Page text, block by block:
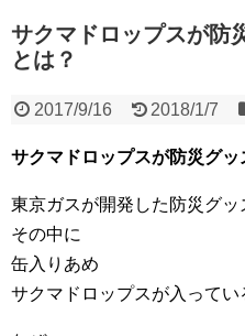
サクマドロップスが防
とは？
2017/9/16 2018/1/7
サクマドロップスが防災グ
東京ガスが開発した防災グッ
その中に
缶入りあめ
サクマドロップスが入ってい